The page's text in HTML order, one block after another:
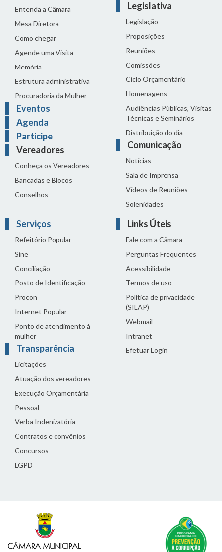
Entenda a Câmara
Mesa Diretora
Como chegar
Agende uma Visita
Memória
Estrutura administrativa
Procuradoria da Mulher
Eventos
Agenda
Participe
Vereadores
Conheça os Vereadores
Bancadas e Blocos
Conselhos
Legislativa
Legislação
Proposições
Reuniões
Comissões
Ciclo Orçamentário
Homenagens
Audiências Públicas, Visitas
Técnicas e Seminários
Distribuição do dia
Comunicação
Notícias
Sala de Imprensa
Vídeos de Reuniões
Solenidades
Serviços
Refeitório Popular
Sine
Conciliação
Posto de Identificação
Procon
Internet Popular
Ponto de atendimento à
mulher
Transparência
Licitações
Atuação dos vereadores
Execução Orçamentária
Pessoal
Verba Indenizatória
Contratos e convênios
Concursos
LGPD
Links Úteis
Fale com a Câmara
Perguntas Frequentes
Acessibilidade
Termos de uso
Política de privacidade
(SILAP)
Webmail
Intranet
Efetuar Login